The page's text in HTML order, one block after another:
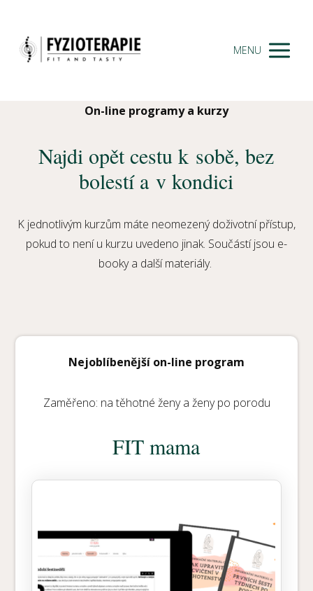
MENU
On-line programy a kurzy
Najdi opět cestu k sobě, bez
bolestí a v kondici
K jednotlivým kurzům máte neomezený doživotní přístup,
pokud to není u kurzu uvedeno jinak. Součástí jsou e-
booky a další materiály.
Nejoblíbenější on-line program
Zaměřeno: na těhotné ženy a ženy po porodu
FIT mama